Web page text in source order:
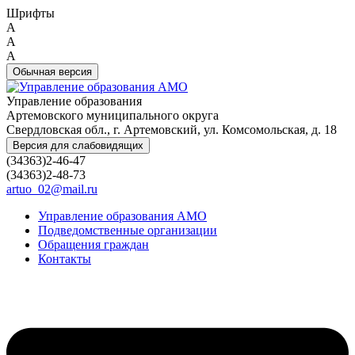
Шрифты
A
A
A
Обычная версия
Управление образования
Артемовского муниципального округа
Свердловская обл., г. Артемовский, ул. Комсомольская, д. 18
Версия для слабовидящих
(34363)2-46-47
(34363)2-48-73
artuo_02@mail.ru
Управление образования АМО
Подведомственные организации
Обращения граждан
Контакты